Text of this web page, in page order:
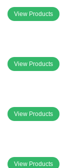
View Products
View Products
View Products
View Products